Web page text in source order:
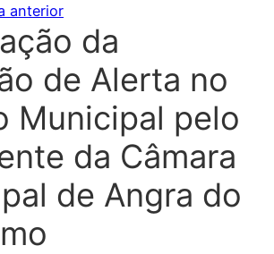
anterior
da
de Alerta no
Municipal pelo
da Câmara
de Angra do